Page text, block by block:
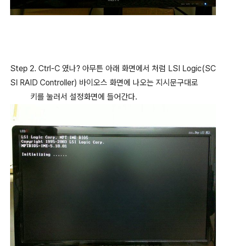
Step 2. Ctrl-C 였나? 아무튼 아래 화면에서 처럼 LSI Logic(SC
SI RAID Controller) 바이오스 화면에 나오는 지시문구대로
키를 눌러서 설정화면에 들어간다.